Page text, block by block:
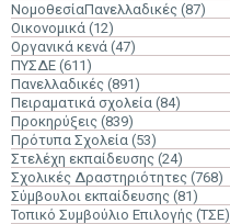
ΝομοθεσίαΠανελλαδικές (87)
Οικονομικά (12)
Οργανικά κενά (47)
ΠΥΣΔΕ (611)
Πανελλαδικές (891)
Πειραματικά σχολεία (84)
Προκηρύξεις (839)
Πρότυπα Σχολεία (53)
Στελέχη εκπαίδευσης (24)
Σχολικές Δραστηριότητες (768)
Σύμβουλοι εκπαίδευσης (81)
Τοπικό Συμβούλιο Επιλογής (ΤΣΕ)